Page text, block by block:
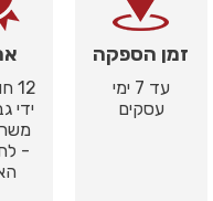
זמן הספקה
עד 7 ימי
עסקים
ידי
-